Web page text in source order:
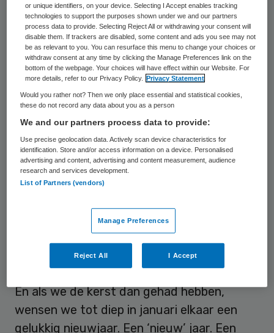
truien en warme chocolademelk. Maar als ik
nou eerlijk ben, zou ik dat werkelijk als de
essentie van kerst benoemen? Wat is
nou eigenlijk een ‘echte’ kerst?
Mijn broer woont in West-Australië. De
traditie daar wil dat je met je vrienden op
eerste kerstdag ’s ochtends naar het
strand gaat om met zijn allen in zwembroek
te ontbijten. Na afloop vlucht iedereen snel
weer naar de airco van thuis, want boven
het dus voor hem dan geen echte kerst?
Nieuw jaar
En als we de kerst dan gehad hebben,
wensen we tot diep in januari elkaar een
gelukkig nieuwjaar. Een ‘nieuw’ jaar. Een
or unique identifiers, on your device. Selecting I Accept enables tracking
technologies to support the purposes shown under we and our partners
process data to provide. Selecting Reject All or withdrawing your consent will
disable them. If trackers are disabled, some content and ads you see may not
be as relevant to you. You can resurface this menu to change your choices or
withdraw consent at any time by clicking the Manage Preferences link on the
bottom of the webpage. Your choices will have effect within our Website. For
more details, refer to our Privacy Policy.
Privacy Statement
Would you rather not? Then we only place essential and statistical cookies,
these do not record any data about you as a person
We and our partners process data to provide:
Use precise geolocation data. Actively scan device characteristics for
identification. Store and/or access information on a device. Personalised
advertising and content, advertising and content measurement, audience
research and services development.
List of Partners (vendors)
Manage Preferences
Reject All I Accept